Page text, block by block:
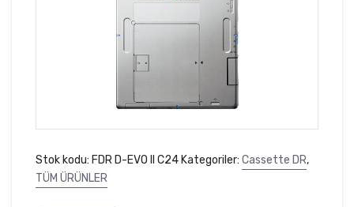
Stok kodu: FDR D-EVO II C24 Kategoriler: Cassette DR,
TÜM ÜRÜNLER